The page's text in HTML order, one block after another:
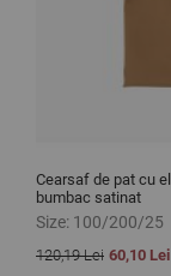
Cearsaf de pat cu
bumbac satinat
Size: 100/200/25
120,19 Lei 60,10 Lei